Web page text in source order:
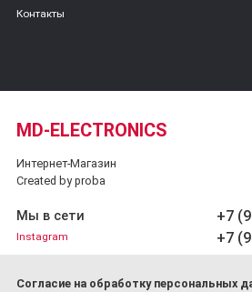
Cогласие на обработку персональных
Контакты
MD-ELECTRONICS
Интернет-Магазин
Created by proba
+7
+7
Мы в сети
Instagram